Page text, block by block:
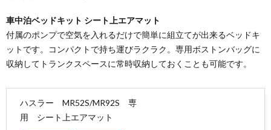
車中泊ベッドキット シート上エアマット
付属のポンプで空気を入れるだけで簡単に組立てが出来るベッドキ
ットです。コンパクトで持ち運びラクラク。専用ボストンバッグに
収納してトランクスペースに常時収納しておくことも可能です。
ハスラー MR52S/MR92S 専
用 シート上エアマット